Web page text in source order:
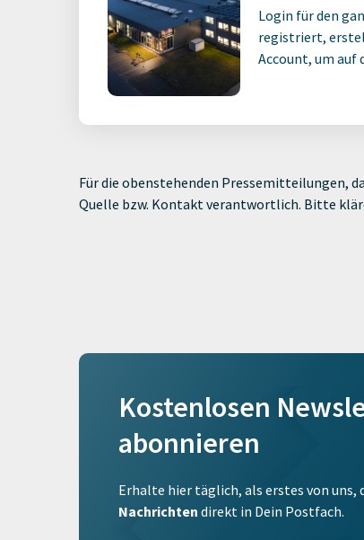
Login für den
registriert,
Account, um auf
Für die obenstehenden Pressemitteilungen,
Quelle bzw. Kontakt verantwortlich. Bitte
Kostenlosen
abonnieren
Erhalte hier täglich, als erstes von uns,
Nachrichten direkt in Dein Postfach.